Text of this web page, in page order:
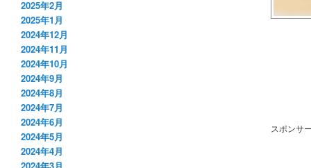
スポンサ
2025年2月
2025年1月
2024年12月
2024年11月
2024年10月
2024年9月
2024年8月
2024年7月
2024年6月
2024年5月
2024年4月